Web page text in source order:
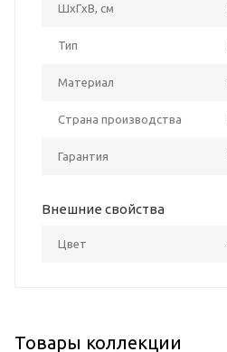
ШxГxВ, см
Тип
Материал
Страна производства
Гарантия
Внешние свойства
Цвет
Товары коллекции